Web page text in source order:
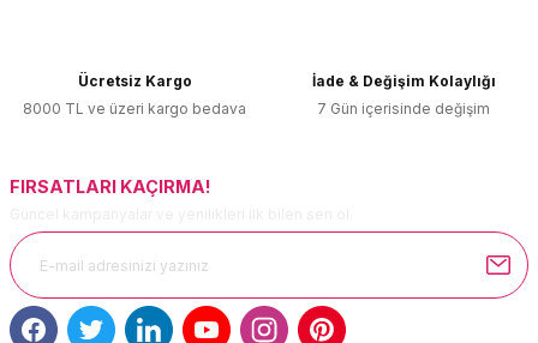
Ürün fiyatı diğer sitelerden daha pahalı.
Bu ürüne benzer farklı alternatifler olmalı.
Ücretsiz Kargo
8000 TL ve üzeri kargo bedava
İade & Değişim Kolaylığı
7 Gün içerisinde değişim
FIRSATLARI KAÇIRMA!